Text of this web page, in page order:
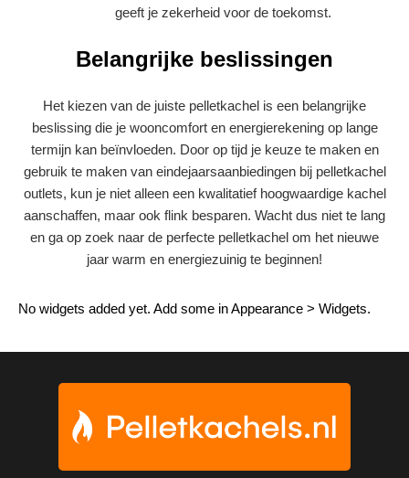
geeft je zekerheid voor de toekomst.
Belangrijke beslissingen
Het kiezen van de juiste pelletkachel is een belangrijke
beslissing die je wooncomfort en energierekening op lange
termijn kan beïnvloeden. Door op tijd je keuze te maken en
gebruik te maken van eindejaarsaanbiedingen bij pelletkachel
outlets, kun je niet alleen een kwalitatief hoogwaardige kachel
aanschaffen, maar ook flink besparen. Wacht dus niet te lang
en ga op zoek naar de perfecte pelletkachel om het nieuwe
jaar warm en energiezuinig te beginnen!
No widgets added yet. Add some in Appearance > Widgets.